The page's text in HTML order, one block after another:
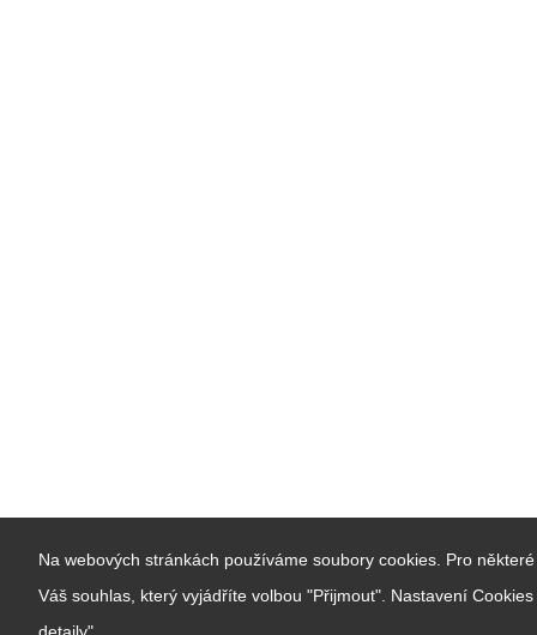
Na webových stránkách používáme soubory cookies. Pro
Váš souhlas, který vyjádříte volbou "Přijmout". Nastavení